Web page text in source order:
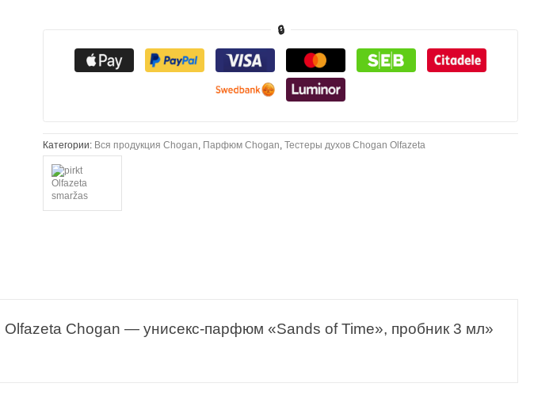
🔒
Категории: Вся продукция Chogan Парфюм Chogan ,Тестеры духов Chogan Olfazeta
Olfazeta Chogan — унисекс-парфюм «Sands of Time», пробник 3 мл»